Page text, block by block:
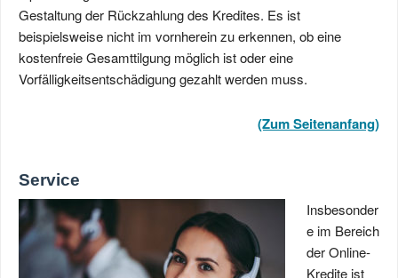
Gestaltung der Rückzahlung des Kredites. Es ist
beispielsweise nicht im vornherein zu erkennen, ob eine
kostenfreie Gesamttilgung möglich ist oder eine
Vorfälligkeitsentschädigung gezahlt werden muss.
(Zum Seitenanfang)
Service
Insbesonder
e im Bereich
der Online-
Kredite ist